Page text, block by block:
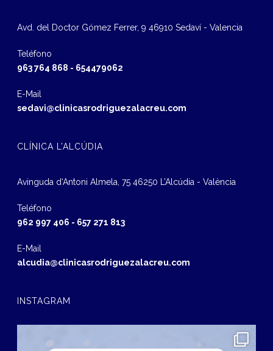
Avd. del Doctor Gómez Ferrer, 9 46910 Sedaví - Valencia
Teléfono
963 764 868 - 654479062
E-Mail
sedavi@clinicasrodriguezalacreu.com
CLÍNICA L’ALCÚDIA
Avinguda d‘Antoni Almela, 75 46250 L’Alcúdia - València
Teléfono
962 997 406 - 657 271 813
E-Mail
alcudia@clinicasrodriguezalacreu.com
INSTAGRAM